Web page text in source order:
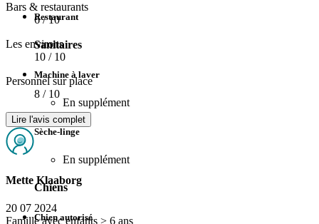
Restaurant
Sanitaires
Machine à laver
En supplément
Sèche-linge
En supplément
Chiens
Chien autorisé
Bars & restaurants
6/ 10
Les environs
10 / 10
Personnel sur place
8 / 10
Lire l'avis complet
Mette Klaaborg
20 07 2024
Famille avec enfants > 6 ans